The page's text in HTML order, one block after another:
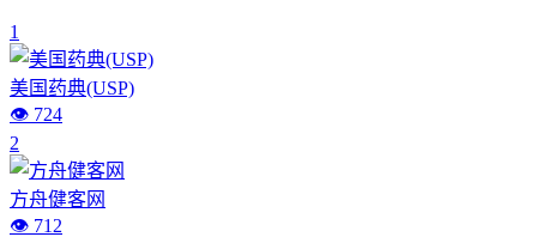
1
美国药典(USP)
👁️ 724
2
方舟健客网
👁️ 712